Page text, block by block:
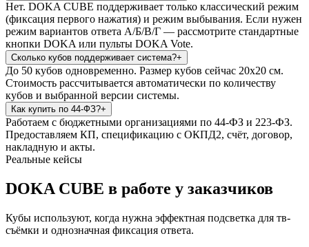
Нет. DOKA CUBE поддерживает только классический режим
(фиксация первого нажатия) и режим выбывания. Если нужен
режим вариантов ответа А/Б/В/Г — рассмотрите стандартные
кнопки DOKA или пульты DOKA Vote.
Сколько кубов поддерживает система?+
До 50 кубов одновременно. Размер кубов сейчас 20х20 см.
Стоимость рассчитывается автоматически по количеству
кубов и выбранной версии системы.
Как купить по 44-ФЗ?+
Работаем с бюджетными организациями по 44-ФЗ и 223-ФЗ.
Предоставляем КП, спецификацию с ОКПД2, счёт, договор,
накладную и акты.
Реальные кейсы
DOKA CUBE в работе у заказчиков
Кубы используют, когда нужна эффектная подсветка для тв-
съёмки и однозначная фиксация ответа.